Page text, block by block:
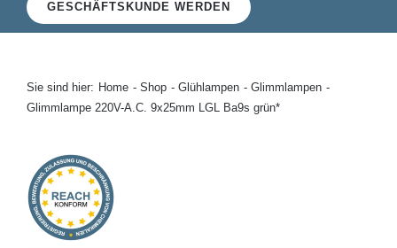
Glühlampen
Kontakt
GESCHÄFTSKUNDE WERDEN
Sie sind hier: Home Shop Glühlampen
Glimmlampen
Glimmlampe 220V-A.C. 9x25mm LGL Ba9s grün*